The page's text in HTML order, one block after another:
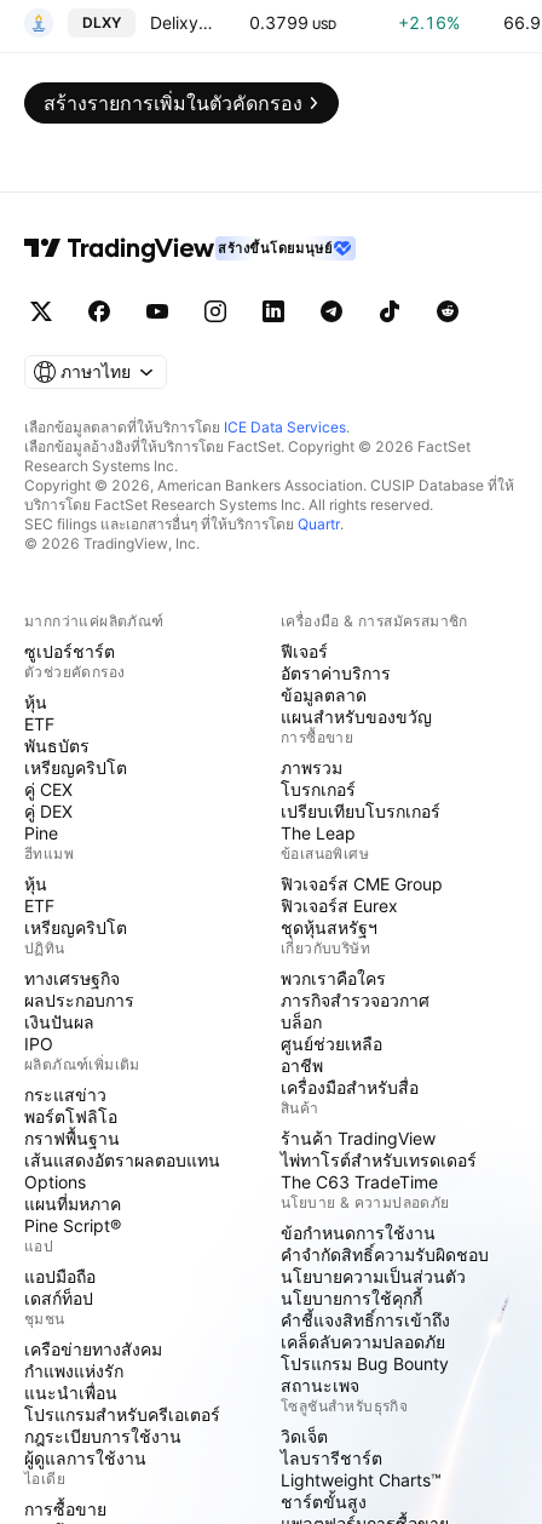
DLXY Delixy Holdings Limited Class A 0.3799 USD +2.16%
สร้างรายการเพิ่มในตัวคัดกรอง
สร้างขึ้นโดยมนุษย์
ภาษาไทย
เลือกข้อมูลตลาดที่ให้บริการโดย ICE Data Services.
เลือกข้อมูลอ้างอิงที่ให้บริการโดย FactSet. Copyright © 2026 FactSet
Research Systems Inc.
Copyright © 2026, American Bankers Association. CUSIP Database ที่ให้
บริการโดย FactSet Research Systems Inc. All rights reserved.
SEC filings และเอกสารอื่นๆ ที่ให้บริการโดย Quartr.
© 2026 TradingView, Inc.
มากกว่าแค่ผลิตภัณฑ์
ซูเปอร์ชาร์ต
ตัวช่วยคัดกรอง
หุ้น
ETF
พันธบัตร
เหรียญคริปโต
คู่ CEX
คู่ DEX
Pine
ฮีทแมพ
หุ้น
ETF
เหรียญคริปโต
ปฏิทิน
ทางเศรษฐกิจ
ผลประกอบการ
เงินปันผล
IPO
ผลิตภัณฑ์เพิ่มเติม
กระแสข่าว
พอร์ตโฟลิโอ
กราฟพื้นฐาน
เส้นแสดงอัตราผลตอบแทน
Options
แผนที่มหภาค
Pine Script®
แอป
แอปมือถือ
เดสก์ท็อป
ชุมชน
เครือข่ายทางสังคม
กำแพงแห่งรัก
แนะนำเพื่อน
โปรแกรมสำหรับครีเอเตอร์
กฎระเบียบการใช้งาน
ผู้ดูแลการใช้งาน
ไอเดีย
การซื้อขาย
เครื่องมือ & การสมัครสมาชิก
ฟีเจอร์
อัตราค่าบริการ
ข้อมูลตลาด
แผนสำหรับของขวัญ
การซื้อขาย
ภาพรวม
โบรกเกอร์
เปรียบเทียบโบรกเกอร์
The Leap
ข้อเสนอพิเศษ
ฟิวเจอร์ส CME Group
ฟิวเจอร์ส Eurex
ชุดหุ้นสหรัฐฯ
เกี่ยวกับบริษัท
พวกเราคือใคร
ภารกิจสำรวจอวกาศ
บล็อก
ศูนย์ช่วยเหลือ
อาชีพ
เครื่องมือสำหรับสื่อ
สินค้า
ร้านค้า TradingView
ไพ่ทาโรต์สำหรับเทรดเดอร์
The C63 TradeTime
นโยบาย & ความปลอดภัย
ข้อกำหนดการใช้งาน
คำจำกัดสิทธิ์ความรับผิดชอบ
นโยบายความเป็นส่วนตัว
นโยบายการใช้คุกกี้
คำชี้แจงสิทธิ์การเข้าถึง
เคล็ดลับความปลอดภัย
โปรแกรม Bug Bounty
สถานะเพจ
โซลูชันสำหรับธุรกิจ
วิดเจ็ต
ไลบรารีชาร์ต
Lightweight Charts™
ชาร์ตขั้นสูง